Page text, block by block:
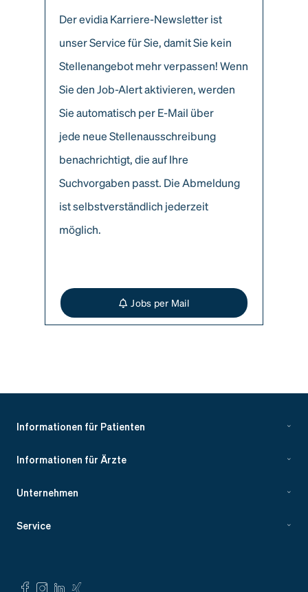
Der evidia Karriere-Newsletter ist
unser Service für Sie, damit Sie kein
Stellenangebot mehr verpassen! Wenn
Sie den Job-Alert aktivieren, werden
Sie automatisch per E-Mail über
jede neue Stellenausschreibung
benachrichtigt, die auf Ihre
Suchvorgaben passt. Die Abmeldung
ist selbstverständlich jederzeit
möglich.
Jobs per Mail
Informationen für Patienten
Informationen für Ärzte
Unternehmen
Service